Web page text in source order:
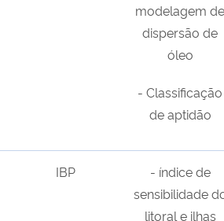
modelagem de
dispersão de
óleo
- Classificação
de aptidão
IBP
- índice de
sensibilidade
litoral e ilhas